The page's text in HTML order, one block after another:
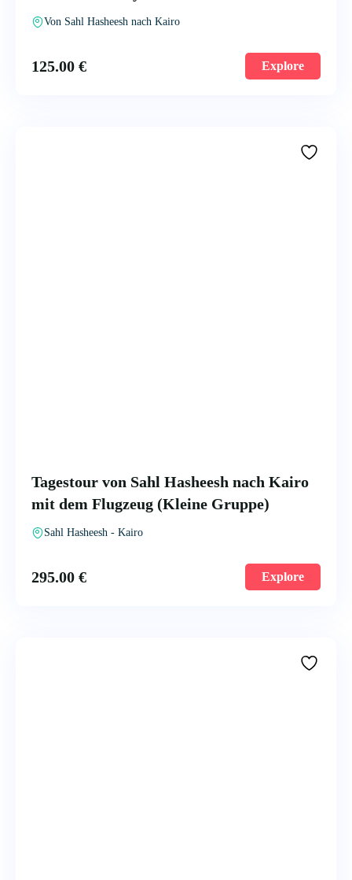
Von Sahl Hasheesh nach Kairo
125.00 € Explore
Tagestour von Sahl Hasheesh nach Kairo
mit dem Flugzeug (Kleine Gruppe)
Sahl Hasheesh - Kairo
295.00 € Explore